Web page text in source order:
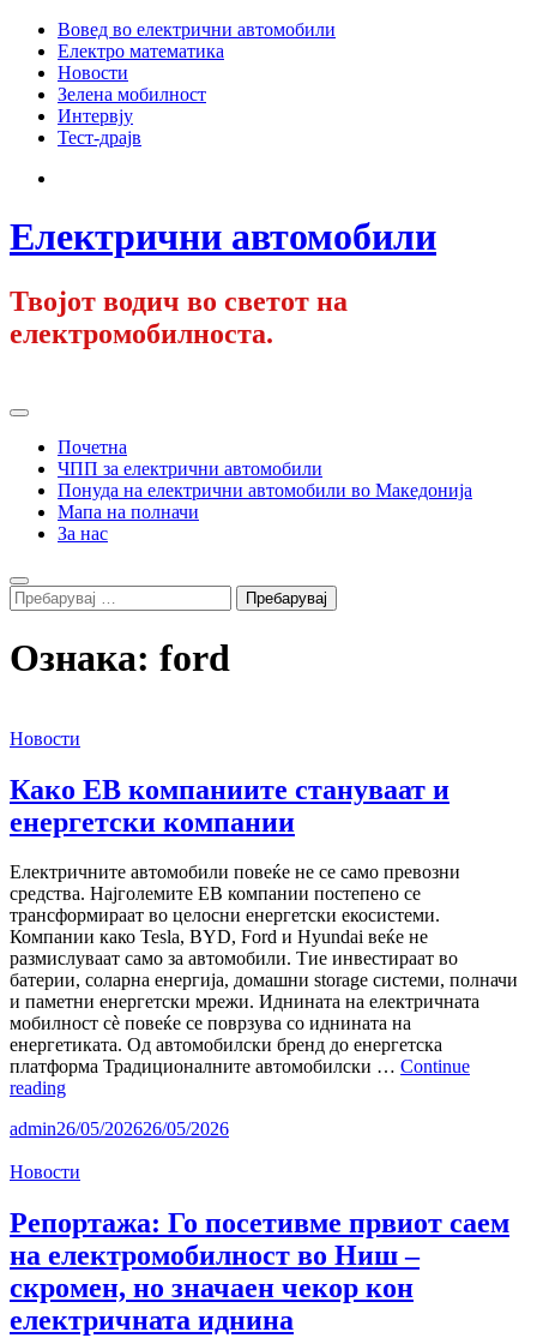
Skip
content
Вовед во електрични автомобили
Електро математика
Новости
Зелена мобилност
Интервју
Тест-драјв
Електрични автомобили
Твојот водич во светот на
електромобилноста.
Primary
Почетна
ЧПП за електрични автомобили
Понуда на електрични автомобили во Македонија
Мапа на полначи
За нас
Search
Пребарувај
за:
Ознака: ford
Новости
Како ЕВ компаниите стануваат и
енергетски компании
Електричните автомобили повеќе не се само превозни
средства. Најголемите ЕВ компании постепено се
трансформираат во целосни енергетски екосистеми.
Компании како Tesla, BYD, Ford и Hyundai веќе не
размислуваат само за автомобили. Тие инвестираат во
батерии, соларна енергија, домашни storage системи, полначи
и паметни енергетски мрежи. Иднината на електричната
мобилност сè повеќе се поврзува со иднината на
енергетиката. Од автомобилски бренд до енергетска
платформа Традиционалните автомобилски … Continue
readingКако
компаниите
и
компании
admin26/05/202626/05/2026
Новости
Репортажа: Го посетивме првиот саем
на електромобилност во Ниш –
скромен, но значаен чекор кон
електричната иднина